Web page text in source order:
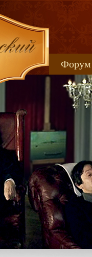
Форум